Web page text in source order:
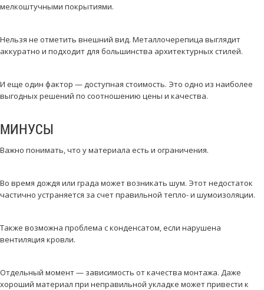
мелкоштучными покрытиями.
Нельзя не отметить внешний вид. Металлочерепица выглядит
аккуратно и подходит для большинства архитектурных стилей.
И еще один фактор — доступная стоимость. Это одно из наиболее
выгодных решений по соотношению цены и качества.
МИНУСЫ
Важно понимать, что у материала есть и ограничения.
Во время дождя или града может возникать шум. Этот недостаток
частично устраняется за счет правильной тепло- и шумоизоляции.
Также возможна проблема с конденсатом, если нарушена
вентиляция кровли.
Отдельный момент — зависимость от качества монтажа. Даже
хороший материал при неправильной укладке может привести к